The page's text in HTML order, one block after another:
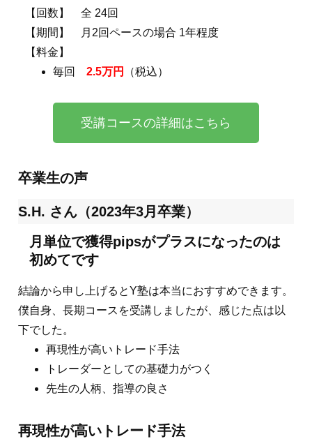
【回数】 全 24回
【期間】 月2回ペースの場合 1年程度
【料金】
毎回
2.5万円 （税込）
受講コースの詳細はこちら
卒業生の声
S.H. さん（2023年3月卒業）
月単位で獲得pipsがプラスになったのは
初めてです
結論から申し上げるとY塾は本当におすすめできます。
僕自身、長期コースを受講しましたが、感じた点は以
下でした。
再現性が高いトレード手法
トレーダーとしての基礎力がつく
先生の人柄、指導の良さ
再現性が高いトレード手法